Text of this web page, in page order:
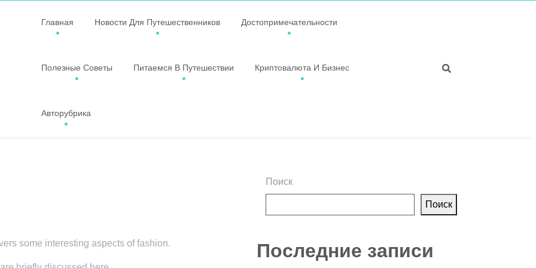
Главная Новости Для Путешественников Достопримечательности
Полезные Советы Питаемся В Путешествии Криптовалюта И Бизнес
Авторубрика
some interesting aspects of fashion.
Поиск
Поиск
Последние записи